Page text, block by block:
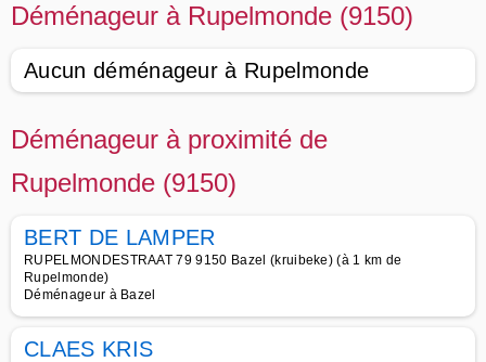
Déménageur à Rupelmonde (9150)
Aucun déménageur à Rupelmonde
Déménageur à proximité de
Rupelmonde (9150)
BERT DE LAMPER
RUPELMONDESTRAAT 79 9150 Bazel (kruibeke) (à 1 km de
Rupelmonde)
Déménageur à Bazel
CLAES KRIS